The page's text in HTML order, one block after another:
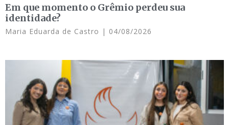
Em que momento o Grêmio perdeu sua
identidade?
Maria Eduarda de Castro 04/08/2026